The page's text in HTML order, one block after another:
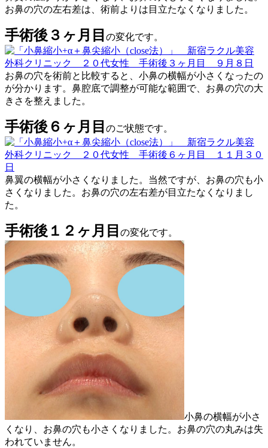
お鼻の穴の左右差は、術前よりは目立たなくなりました。
手術後３ヶ月目 の変化です。
お鼻の穴を術前と比較すると、小鼻の横幅が小さくなったの
が分かります。鼻腔底で調整が可能な範囲で、お鼻の穴の大
きさを整えました。
手術後６ヶ月目 のご状態です。
鼻翼の横幅が小さくなりました。当然ですが、お鼻の穴も小
さくなりました。お鼻の穴の左右差が目立たなくなりまし
た。
手術後１２ヶ月目 の変化です。
小鼻の横幅が小さ
くなり、お鼻の穴も小さくなりました。お鼻の穴の丸みは失
われていません。